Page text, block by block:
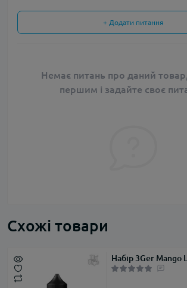
+ Додати питання
Немає питань про даний
першим і задайте своє
Схожі товари
Набір 3Ger Mango